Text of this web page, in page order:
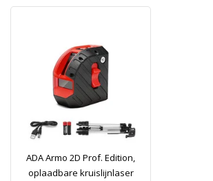
ADA Armo 2D Prof. Edition,
oplaadbare kruislijnlaser